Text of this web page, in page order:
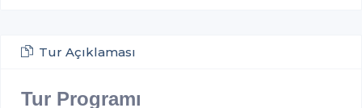
Tur Açıklaması
Tur Programı